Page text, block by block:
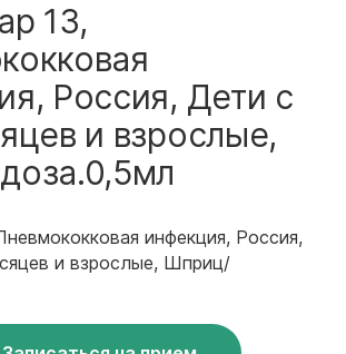
13,
Россия, Дети с
и взрослые,
инфекция, Россия,
и взрослые, Шприц/